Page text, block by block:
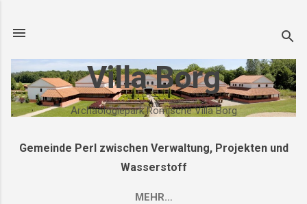
Villa Borg
Archäologiepark Römische Villa Borg
Gemeinde Perl zwischen Verwaltung, Projekten und
Wasserstoff
MEHR…